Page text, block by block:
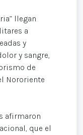
llegan
a
y
y sangre,
de
Nororiente
afirmaron
que el